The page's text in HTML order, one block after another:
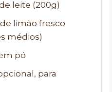
leite (200g)
limão fresco
médios)
pó
para